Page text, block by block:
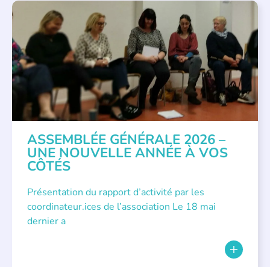
APPEL À SOUTIEN , VIE DE L'ASSOCIATION
ASSEMBLÉE GÉNÉRALE 2026 –
UNE NOUVELLE ANNÉE À VOS
CÔTÉS
Présentation du rapport d’activité par les
coordinateur.ices de l’association Le 18 mai
dernier a